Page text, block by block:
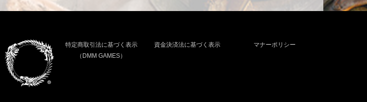
特定商取引法に基づく表示
（DMM GAMES）
資金決済法に基づく表示 マナーポリシー